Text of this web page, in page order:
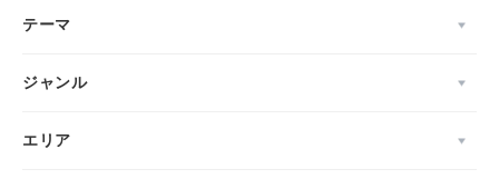
テーマ
ジャンル
エリア